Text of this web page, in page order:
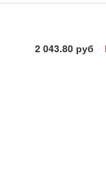
2 043.80 руб